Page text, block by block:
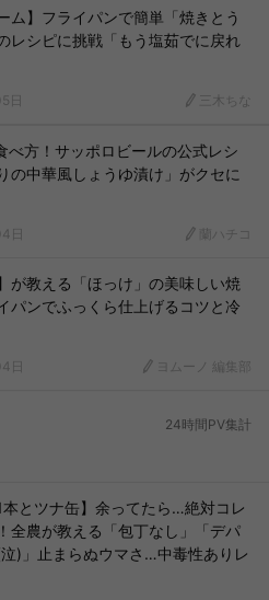
ム】フライパンで簡単「焼きとう
レシピに挑戦「もう塩茹でに戻れ
三木ちな
べ方！サッポロビールの公式レシ
の中華風しょうゆ漬け」がクセに
日 蘭ハチコ
が教える「ほっけ」の美味しい焼
パンでふっくら仕上げるコツと冷
日 ヨムーノ 編集部
24時間PV集計
本とツナ缶】余ってたら…絶対コレ
全農が教える「包丁なし」「デパ
)」止まらぬウマさ…中毒性ありレ